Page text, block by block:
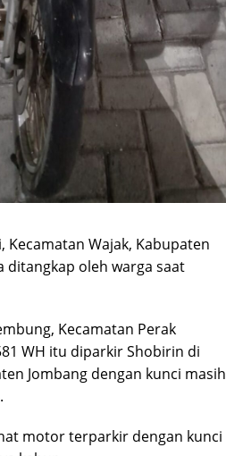
Kecamatan Wajak, Kabupaten
ditangkap oleh warga saat
Kecamatan Perak
WH itu diparkir Shobirin di
Jombang dengan kunci masih
motor terparkir dengan kunci